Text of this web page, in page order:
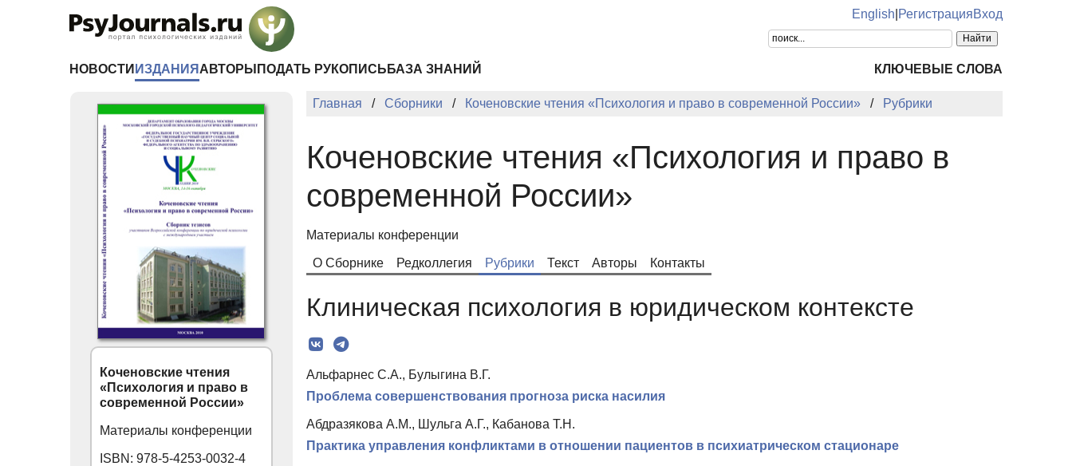
English РегистрацияВход
НОВОСТИ ИЗДАНИЯ АВТОРЫ ПОДАТЬ РУКОПИСЬ БАЗА ЗНАНИЙ КЛЮЧЕВЫЕ СЛОВА
Главная Сборники Коченовские чтения «Психология и право в современной России» Рубрики
Коченовские чтения «Психология и право в
современной России»
Материалы конференции
О Сборнике Редколлегия Рубрики Текст Авторы Контакты
Клиническая психология в юридическом контексте
Альфарнес С.А., Булыгина В.Г.
Проблема совершенствования прогноза риска насилия
Абдразякова А.М., Шульга А.Г., Кабанова Т.Н.
Практика управления конфликтами в отношении пациентов в психиатрическом стационаре
Коченовские чтения
«Психология и право в
современной России»
Материалы конференции
ISBN: 978-5-4253-0032-4